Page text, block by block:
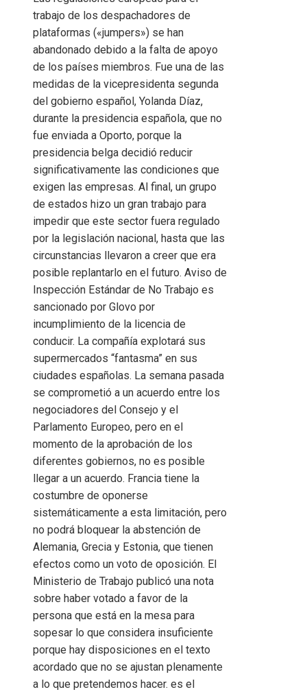
trabajo de los despachadores de
plataformas («jumpers») se han
abandonado debido a la falta de apoyo
de los países miembros. Fue una de las
medidas de la vicepresidenta segunda
del gobierno español, Yolanda Díaz,
durante la presidencia española, que no
fue enviada a Oporto, porque la
presidencia belga decidió reducir
significativamente las condiciones que
exigen las empresas. Al final, un grupo
de estados hizo un gran trabajo para
impedir que este sector fuera regulado
por la legislación nacional, hasta que las
circunstancias llevaron a creer que era
posible replantarlo en el futuro. Aviso de
Inspección Estándar de No Trabajo es
sancionado por Glovo por
incumplimiento de la licencia de
conducir. La compañía explotará sus
supermercados “fantasma” en sus
ciudades españolas. La semana pasada
se comprometió a un acuerdo entre los
negociadores del Consejo y el
Parlamento Europeo, pero en el
momento de la aprobación de los
diferentes gobiernos, no es posible
llegar a un acuerdo. Francia tiene la
costumbre de oponerse
sistemáticamente a esta limitación, pero
no podrá bloquear la abstención de
Alemania, Grecia y Estonia, que tienen
efectos como un voto de oposición. El
Ministerio de Trabajo publicó una nota
sobre haber votado a favor de la
persona que está en la mesa para
sopesar lo que considera insuficiente
porque hay disposiciones en el texto
acordado que no se ajustan plenamente
a lo que pretendemos hacer. es el